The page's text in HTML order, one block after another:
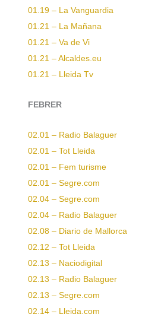
01.19 – La Vanguardia
01.21 – La Mañana
01.21 – Va de Vi
01.21 – Alcaldes.eu
01.21 – Lleida Tv
FEBRER
02.01 – Radio Balaguer
02.01 – Tot Lleida
02.01 – Fem turisme
02.01 – Segre.com
02.04 – Segre.com
02.04 – Radio Balaguer
02.08 – Diario de Mallorca
02.12 – Tot Lleida
02.13 – Naciodigital
02.13 – Radio Balaguer
02.13 – Segre.com
02.14 – Lleida.com